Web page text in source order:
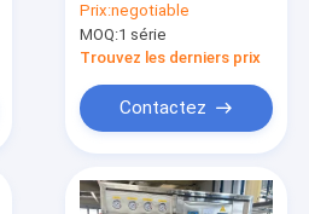
en PVC pour la
fabrication de
boissons
Prix:negotiable
MOQ:1 série
Trouvez les derniers prix
Contactez